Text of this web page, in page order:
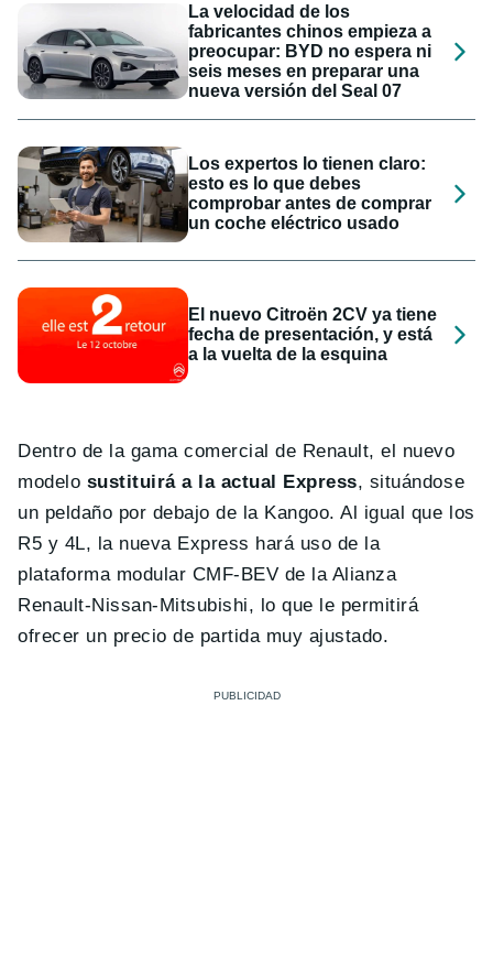
La velocidad de los
fabricantes chinos empieza a
preocupar: BYD no espera ni
seis meses en preparar una
nueva versión del Seal 07
Los expertos lo tienen claro:
esto es lo que debes
comprobar antes de comprar
un coche eléctrico usado
El nuevo Citroën 2CV ya tiene
fecha de presentación, y está
a la vuelta de la esquina
Dentro de la gama comercial de Renault, el nuevo
modelo sustituirá a la actual Express, situándose
un peldaño por debajo de la Kangoo. Al igual que los
R5 y 4L, la nueva Express hará uso de la
plataforma modular CMF-BEV de la Alianza
Renault-Nissan-Mitsubishi, lo que le permitirá
ofrecer un precio de partida muy ajustado.